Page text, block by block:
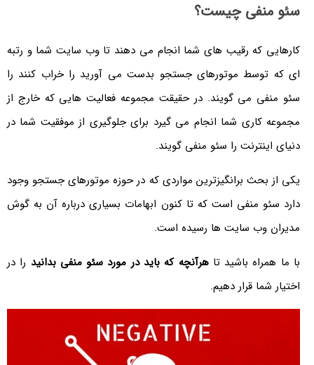
سئو منفی چیست؟
کارهایی که رقیب های شما انجام می دهند تا وب سایت شما و رتبه
ای که توسط موتورهای جستجو بدست می آورید را خراب کنند را
سئو منفی می گویند. در حقیقت مجموعه فعالیت هایی که خارج از
مجموعه کاری شما انجام می گیرد برای جلوگیری از موفقیت شما در
دنیای اینترنت را سئو منفی گویند.
یکی از بحث برانگیزترین مواردی که در حوزه موتورهای جستجو وجود
دارد سئو منفی است که تا کنون ابهامات بسیاری درباره آن به گوش
مدیران وب سایت ها رسیده است.
با ما همراه باشید تا هرآنچه که باید در مورد سئو منفی بدانیدرا در
اختیار شما قرار دهیم.